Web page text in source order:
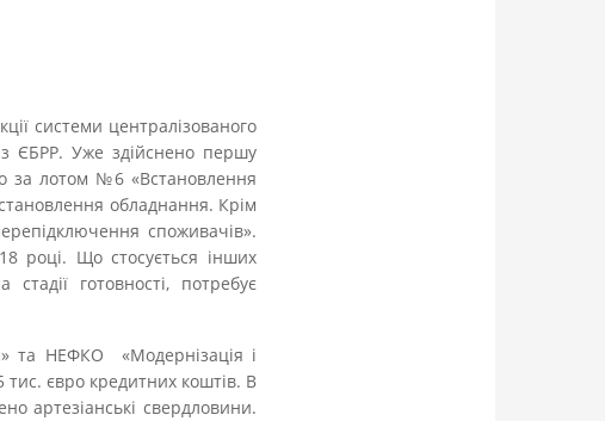
системи централізованого
ЄБРР. Уже здійснено першу
за лотом №6 «Встановлення
обладнання. Крім
споживачів».
році. Що стосується інших
готовності, потребує
та НЕФКО «Модернізація і
тис. євро кредитних коштів. В
артезіанські свердловини.